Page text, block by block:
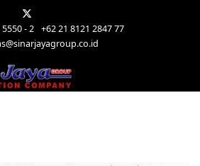
- 2 +62 21 8121 2847 77